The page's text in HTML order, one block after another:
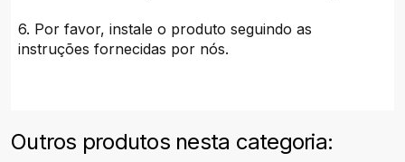
6. Por favor, instale o produto seguindo as
instruções fornecidas por nós.
Outros produtos nesta categoria: